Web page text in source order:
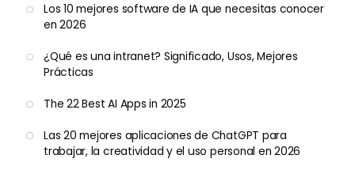
Los 10 mejores software de IA que necesitas conocer
en 2026
¿Qué es una intranet? Significado, Usos, Mejores
Prácticas
The 22 Best AI Apps in 2025
Las 20 mejores aplicaciones de ChatGPT para
trabajar, la creatividad y el uso personal en 2026